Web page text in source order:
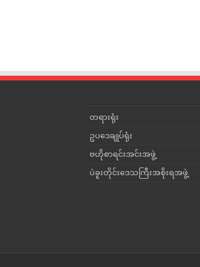
တရားရုံး
ဥပဒေချုပ်ရုံး
ဗဟိုစာရင်းအင်းအဖွဲ့
ပဲခူးတိုင်းဒေသကြီးအစိုးရအဖွဲ့